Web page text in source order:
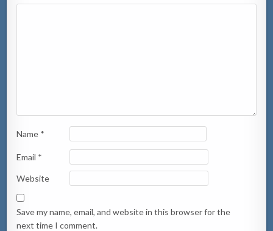
Name *
Email *
Website
Save my name, email, and website in this browser for the
next time I comment.